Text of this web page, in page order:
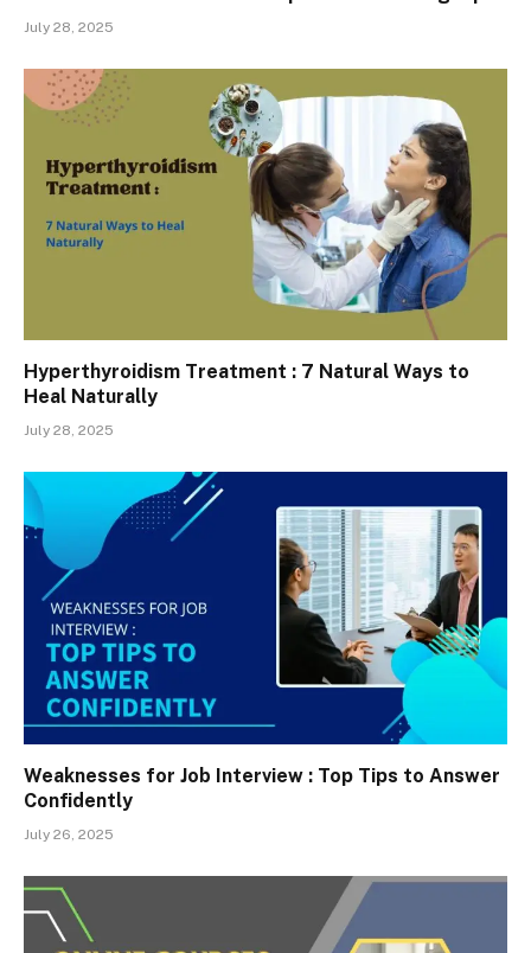
July 28, 2025
Hyperthyroidism Treatment : 7 Natural Ways to
Heal Naturally
July 28, 2025
Weaknesses for Job Interview : Top Tips to Answer
Confidently
July 26, 2025